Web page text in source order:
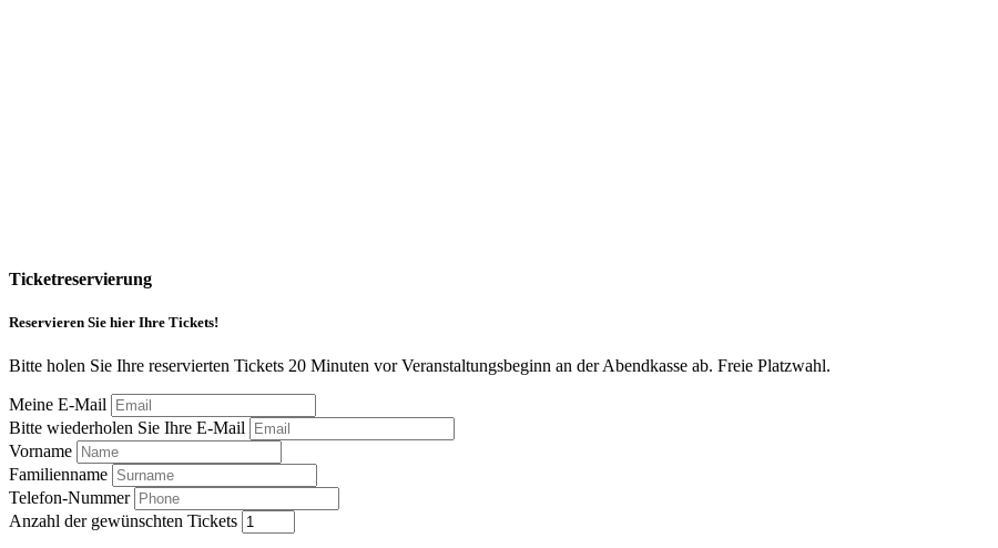
Ticketreservierung
Reservieren Sie hier Ihre Tickets!
Bitte holen Sie Ihre reservierten Tickets 20 Minuten vor Veranstaltungsbeginn an der Abendkasse ab. Freie Platzwahl.
Meine E-Mail
Bitte wiederholen Sie Ihre E-Mail
Vorname
Familienname
Telefon-Nummer
Anzahl der gewünschten Tickets